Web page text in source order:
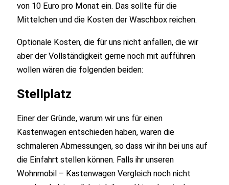
von 10 Euro pro Monat ein. Das sollte für die
Mittelchen und die Kosten der Waschbox reichen.
Optionale Kosten, die für uns nicht anfallen, die wir
aber der Vollständigkeit gerne noch mit aufführen
wollen wären die folgenden beiden:
Stellplatz
Einer der Gründe, warum wir uns für einen
Kastenwagen entschieden haben, waren die
schmaleren Abmessungen, so dass wir ihn bei uns auf
die Einfahrt stellen können. Falls ihr unseren
Wohnmobil – Kastenwagen Vergleich noch nicht